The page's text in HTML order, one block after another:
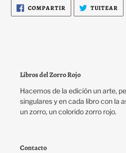
COMPARTIR COMPARTIR
EN
FACEBOOK
TUITEAR
Libros del Zorro Rojo
Hacemos de la edición un arte,
singulares y en cada libro con la
un zorro, un colorido zorro rojo.
Contacto